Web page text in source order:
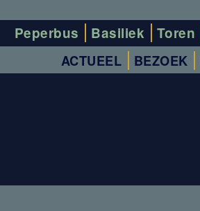
Peperbus Basiliek Toren
ACTUEEL
BEZOEK